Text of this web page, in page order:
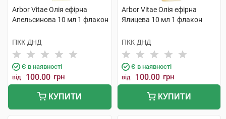
Arbor Vitae Олія ефірна
Апельсинова 10 мл 1 флакон
ПКК ДНД
Є в наявності
від 100.00 грн
КУПИТИ
Arbor Vitae Олія ефірна
Ялицева 10 мл 1 флакон
ПКК ДНД
Є в наявності
від 100.00 грн
КУПИТИ